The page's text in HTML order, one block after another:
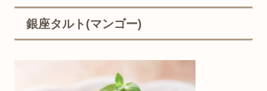
銀座タルト(マンゴー)